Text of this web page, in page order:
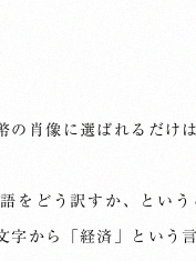
の肖像に選ばれるだけ
をどう訳すか、とい
から「経済」という